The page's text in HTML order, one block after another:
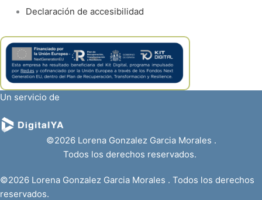
Declaración de accesibilidad
Un servicio de
©2026 Lorena Gonzalez Garcia Morales .
Todos los derechos reservados.
©2026 Lorena Gonzalez Garcia Morales . Todos los derechos
reservados.